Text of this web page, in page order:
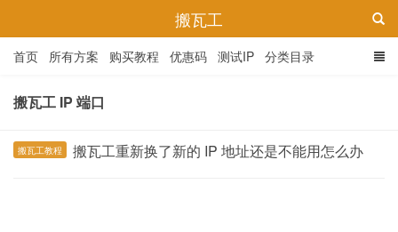
搬瓦工
首页 所有方案 购买教程 优惠码 测试IP 分类目录
搬瓦工 IP 端口
搬瓦工教程 搬瓦工重新换了新的 IP 地址还是不能用怎么办